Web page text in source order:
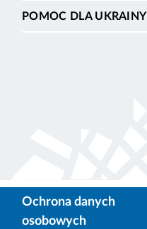
POMOC DLA UKRAINY
Ochrona danych
osobowych